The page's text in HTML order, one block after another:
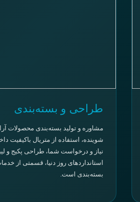
طراحی و بسته‌بندی
مشاوره و تولید بسته‌بندی محصولات
شوینده، استفاده از متریال باکیفیت
نیاز و درخواست شما، طراحی پکیج و
استانداردهای روز دنیا، قسمتی از
بسته‌بندی است.